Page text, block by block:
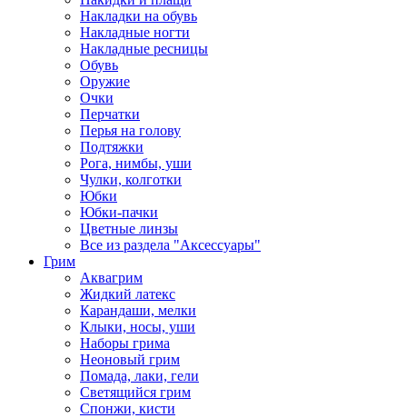
Накладки на обувь
Накладные ногти
Накладные ресницы
Обувь
Оружие
Очки
Перчатки
Перья на голову
Подтяжки
Рога, нимбы, уши
Чулки, колготки
Юбки
Юбки-пачки
Цветные линзы
Все из раздела "Аксессуары"
Грим
Аквагрим
Жидкий латекс
Карандаши, мелки
Клыки, носы, уши
Наборы грима
Неоновый грим
Помада, лаки, гели
Светящийся грим
Спонжи, кисти